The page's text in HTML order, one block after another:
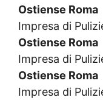
Ostiense Roma
Impresa di
Ostiense Roma
Impresa di
Ostiense Roma
Impresa di